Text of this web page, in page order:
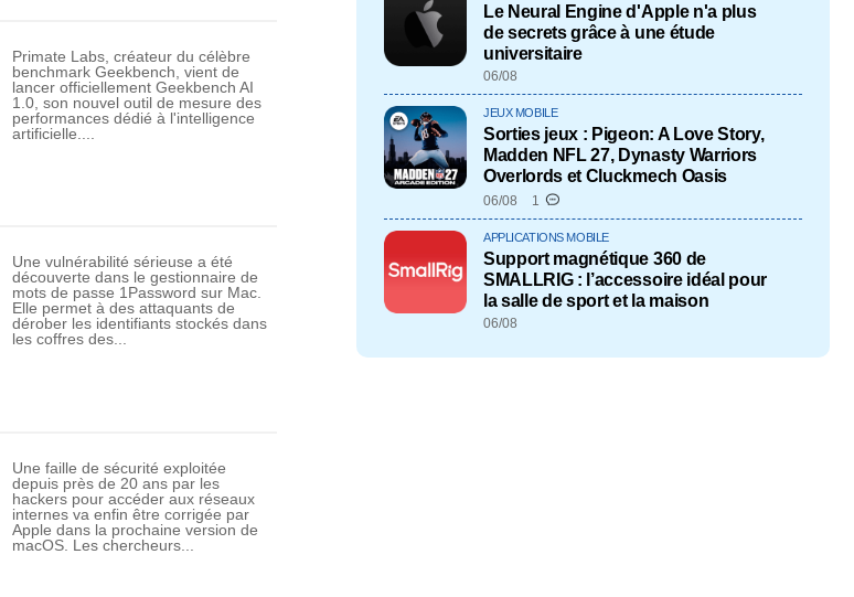
Primate Labs, créateur du célèbre
benchmark Geekbench, vient de
lancer officiellement Geekbench AI
1.0, son nouvel outil de mesure des
performances dédié à l'intelligence
artificielle....
Une vulnérabilité sérieuse a été
découverte dans le gestionnaire de
mots de passe 1Password sur Mac.
Elle permet à des attaquants de
dérober les identifiants stockés dans
les coffres des...
Une faille de sécurité exploitée
depuis près de 20 ans par les
hackers pour accéder aux réseaux
internes va enfin être corrigée par
Apple dans la prochaine version de
macOS. Les chercheurs...
Le Neural Engine d'Apple n'a plus
de secrets grâce à une étude
universitaire
06/08
JEUX MOBILE
Sorties jeux : Pigeon: A Love Story,
Madden NFL 27, Dynasty Warriors
Overlords et Cluckmech Oasis
06/08 1
APPLICATIONS MOBILE
Support magnétique 360 de
SMALLRIG : l’accessoire idéal pour
la salle de sport et la maison
06/08